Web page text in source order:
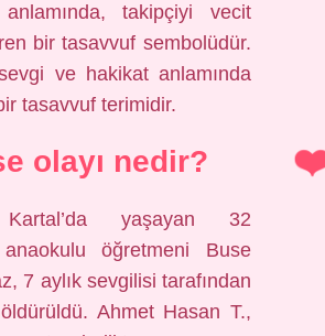
takipçiyi vecit
bir tasavvuf sembolüdür.
ve hakikat anlamında
tasavvuf terimidir.
olayı nedir?
yaşayan 32
anaokulu öğretmeni Buse
7 aylık sevgilisi tarafından
Ahmet Hasan T.,